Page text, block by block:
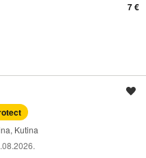
7 €
Kutina